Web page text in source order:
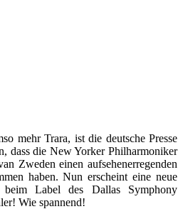
mehr Trara, ist die deutsche Presse
dass die New Yorker Philharmoniker
Zweden einen aufsehenerregenden
haben. Nun erscheint eine neue
beim Label des Dallas Symphony
Wie spannend!